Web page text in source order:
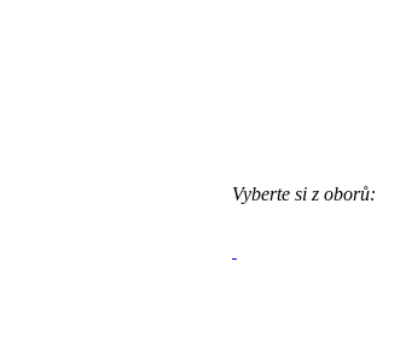
Vyberte si z oborů: